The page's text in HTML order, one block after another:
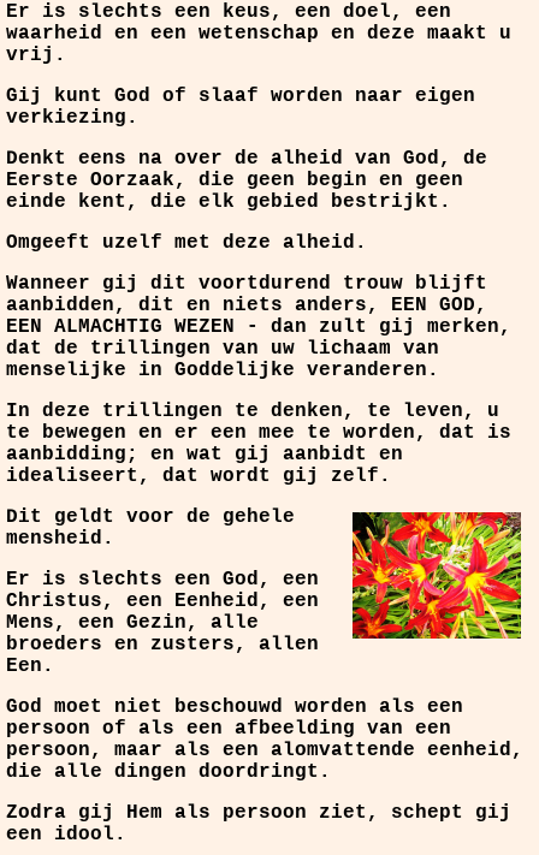
Er is slechts een keus, een doel, een
waarheid en een wetenschap en deze maakt u
vrij.
Gij kunt God of slaaf worden naar eigen
verkiezing.
Denkt eens na over de alheid van God, de
Eerste Oorzaak, die geen begin en geen
einde kent, die elk gebied bestrijkt.
Omgeeft uzelf met deze alheid.
Wanneer gij dit voortdurend trouw blijft
aanbidden, dit en niets anders, EEN GOD,
EEN ALMACHTIG WEZEN - dan zult gij merken,
dat de trillingen van uw lichaam van
menselijke in Goddelijke veranderen.
In deze trillingen te denken, te leven, u
te bewegen en er een mee te worden, dat is
aanbidding; en wat gij aanbidt en
idealiseert, dat wordt gij zelf.
Dit geldt voor de gehele
mensheid.
Er is slechts een God, een
Christus, een Eenheid, een
Mens, een Gezin, alle
broeders en zusters, allen
Een.
God moet niet beschouwd worden als een
persoon of als een afbeelding van een
persoon, maar als een alomvattende eenheid,
die alle dingen doordringt.
Zodra gij Hem als persoon ziet, schept gij
een idool.